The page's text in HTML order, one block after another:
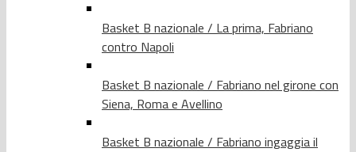
Basket B nazionale / La prima, Fabriano
contro Napoli
Basket B nazionale / Fabriano nel girone con
Siena, Roma e Avellino
Basket B nazionale / Fabriano ingaggia il